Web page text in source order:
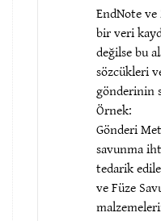
EndNote
bir veri
değilse bu
sözcükleri
gönderinin
Örnek:
Gönderi
savunma
tedarik
ve Füze